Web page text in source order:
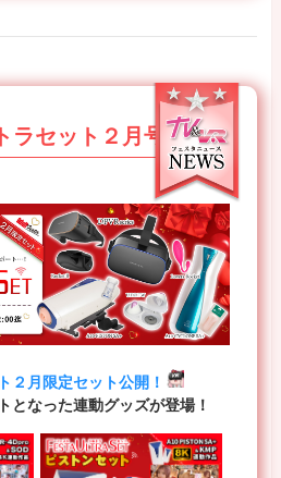
ラセット２月号
２月限定セット公開！
となった連動グッズが登場！